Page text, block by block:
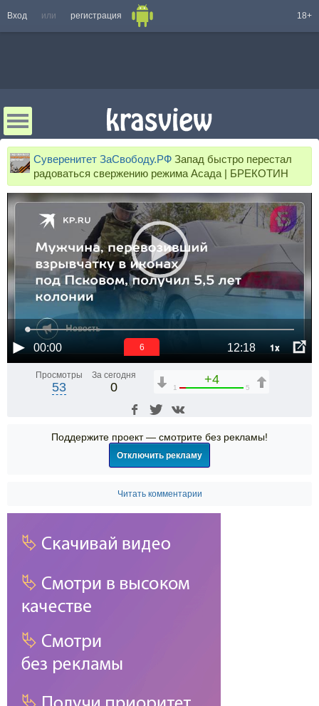
Вход или регистрация 18+
Суверенитет ЗаСвободу.РФ Запад быстро перестал
радоваться свержению режима Асада | БРЕКОТИН
00:00 12:18 1x
6
Просмотры
53
За сегодня
0
+4
1 5
Поддержите проект — смотрите без рекламы!
Отключить рекламу
Читать комментарии